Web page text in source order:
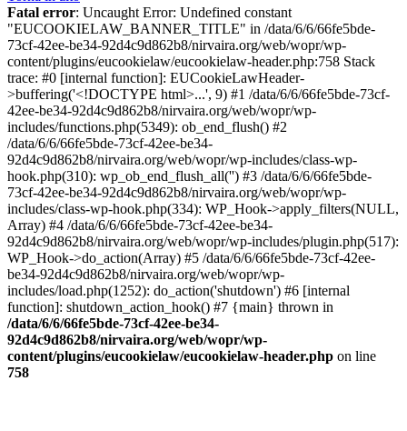
Fatal error: Uncaught Error: Undefined constant
"EUCOOKIELAW_BANNER_TITLE" in /data/6/6/66fe5bde-
73cf-42ee-be34-92d4c9d862b8/nirvaira.org/web/wopr/wp-
content/plugins/eucookielaw/eucookielaw-header.php:758 Stack
trace: #0 [internal function]: EUCookieLawHeader-
>buffering('<!DOCTYPE html>...', 9) #1 /data/6/6/66fe5bde-73cf-
42ee-be34-92d4c9d862b8/nirvaira.org/web/wopr/wp-
includes/functions.php(5349): ob_end_flush() #2
/data/6/6/66fe5bde-73cf-42ee-be34-
92d4c9d862b8/nirvaira.org/web/wopr/wp-includes/class-wp-
hook.php(310): wp_ob_end_flush_all('') #3 /data/6/6/66fe5bde-
73cf-42ee-be34-92d4c9d862b8/nirvaira.org/web/wopr/wp-
includes/class-wp-hook.php(334): WP_Hook->apply_filters(NULL,
Array) #4 /data/6/6/66fe5bde-73cf-42ee-be34-
92d4c9d862b8/nirvaira.org/web/wopr/wp-includes/plugin.php(517):
WP_Hook->do_action(Array) #5 /data/6/6/66fe5bde-73cf-42ee-
be34-92d4c9d862b8/nirvaira.org/web/wopr/wp-
includes/load.php(1252): do_action('shutdown') #6 [internal
function]: shutdown_action_hook() #7 {main} thrown in
/data/6/6/66fe5bde-73cf-42ee-be34-
92d4c9d862b8/nirvaira.org/web/wopr/wp-
content/plugins/eucookielaw/eucookielaw-header.php on line
758